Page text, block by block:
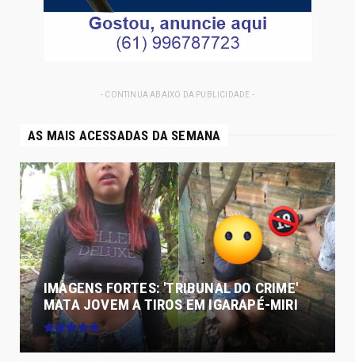
- CONTINUA ABAIXO DA PUBLICIDADE -
AS MAIS ACESSADAS DA SEMANA
IMAGENS FORTES: 'TRIBUNAL DO CRIME'
MATA JOVEM A TIROS EM IGARAPÉ-MIRI